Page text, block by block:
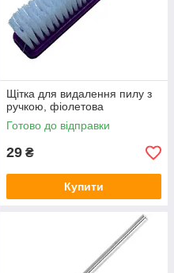
Щітка для видалення пилу з
ручкою, фіолетова
Готово до відправки
29 ₴
Купити